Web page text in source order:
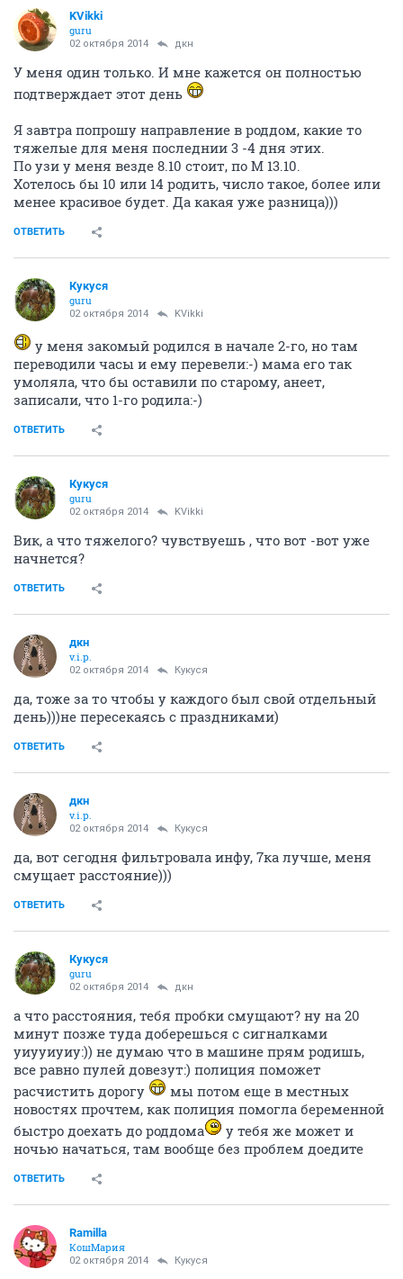
KVikki
guru
02 октября 2014 дкн
У меня один только. И мне кажется он полностью
подтверждает этот день
Я завтра попрошу направление в роддом, какие то
тяжелые для меня последнии 3 -4 дня этих.
По узи у меня везде 8.10 стоит, по М 13.10.
Хотелось бы 10 или 14 родить, число такое, более или
менее красивое будет. Да какая уже разница)))
ОТВЕТИТЬ
Кукуся
guru
02 октября 2014 KVikki
у меня закомый родился в начале 2-го, но там
переводили часы и ему перевели:-) мама его так
умоляла, что бы оставили по старому, анеет,
записали, что 1-го родила:-)
ОТВЕТИТЬ
Кукуся
guru
02 октября 2014 KVikki
Вик, а что тяжелого? чувствуешь , что вот -вот уже
начнется?
ОТВЕТИТЬ
дкн
v.i.p.
02 октября 2014 Кукуся
да, тоже за то чтобы у каждого был свой отдельный
день)))не пересекаясь с праздниками)
ОТВЕТИТЬ
дкн
v.i.p.
02 октября 2014 Кукуся
да, вот сегодня фильтровала инфу, 7ка лучше, меня
смущает расстояние)))
ОТВЕТИТЬ
Кукуся
guru
02 октября 2014 дкн
а что расстояния, тебя пробки смущают? ну на 20
минут позже туда доберешься с сигналками
уиууиуиу:)) не думаю что в машине прям родишь,
все равно пулей довезут:) полиция поможет
расчистить дорогу
мы потом еще в местных
новостях прочтем, как полиция помогла беременной
быстро доехать до роддома
у тебя же может и
ночью начаться, там вообще без проблем доедите
ОТВЕТИТЬ
Ramilla
КошМария
02 октября 2014 Кукуся